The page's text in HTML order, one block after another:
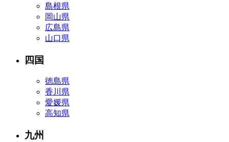
島根県
岡山県
広島県
山口県
四国
徳島県
香川県
愛媛県
高知県
九州